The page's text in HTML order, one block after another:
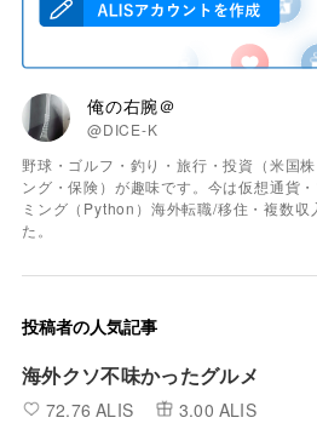
俺の右腕＠
@DICE-K
野球・ゴルフ・釣り・旅行・投資（米国
ング・保険）が趣味です。今は仮想通貨
ミング（Python）海外転職/移住・複数収
た。
投稿者の人気記事
海外クソ不味かったグルメ
72.76 ALIS 3.00 ALIS